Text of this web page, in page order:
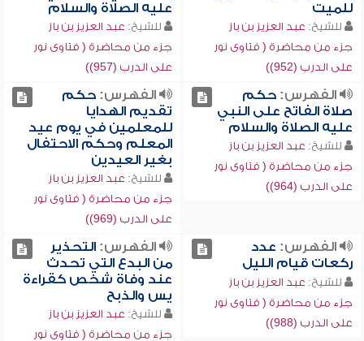
للميت
للشيخ: عبد العزيز بن باز
جزء من محاضرة ( فتاوى نور
على الدرب (952))
عليه الصلاة والسلام
للشيخ: عبد العزيز بن باز
جزء من محاضرة ( فتاوى نور
على الدرب (957))
الفهرس:حكم
صلاة الفاتح على النبي
عليه الصلاة والسلام
للشيخ: عبد العزيز بن باز
جزء من محاضرة ( فتاوى نور
على الدرب (964))
الفهرس:حكم
تقديم الهدايا
للمعلمين في يوم عيد
المعلم وحكم الاحتفال
بغير العيدين
للشيخ: عبد العزيز بن باز
جزء من محاضرة ( فتاوى نور
على الدرب (969))
الفهرس: عدد
ركعات قيام الليل
للشيخ: عبد العزيز بن باز
جزء من محاضرة ( فتاوى نور
على الدرب (988))
الفهرس:التحذير
من البدع التي تحدث
عند وفاة شخص كقراءة
يس والذبح
للشيخ: عبد العزيز بن باز
جزء من محاضرة ( فتاوى نور